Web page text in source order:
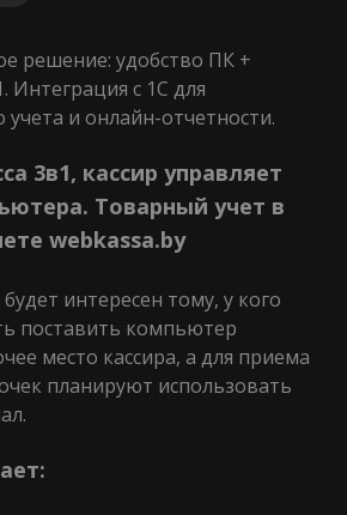
решение: удобство ПК +
Интеграция с 1С для
учета и онлайн-отчетности.
3в1, кассир управляет
Товарный учет в
webkassa.by
интересен тому, у кого
поставить компьютер
место кассира, а для приема
планируют использовать